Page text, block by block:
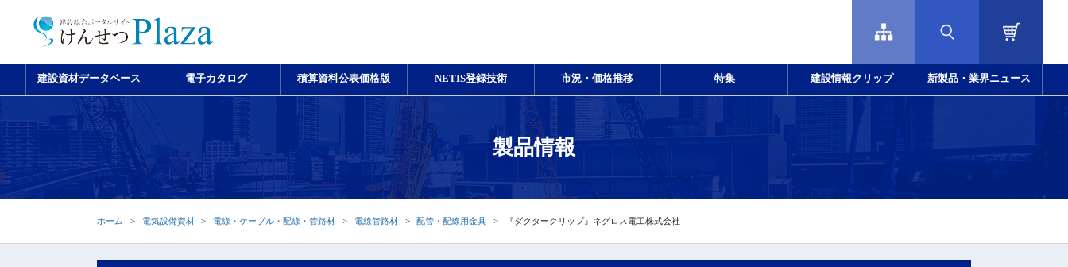
建設資材データベース 電子カタログ 積算資料公表価格版 NETIS登録技術 市況・価格推移 特集 建設情報クリップ 新製品・業界ニュース
製品情報
ホーム 電気設備資材 電線・ケーブル・配線・管路材 電線管路材 配管・配線用金具 『ダクタークリップ』ネグロス電工株式会社